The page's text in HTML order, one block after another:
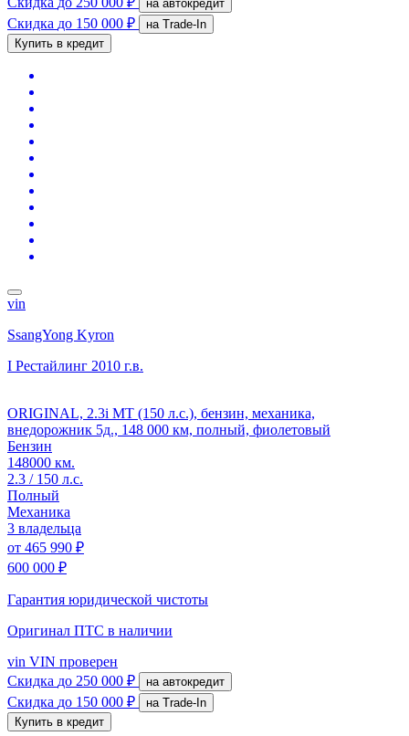
на автокредит
Скидка до 150 000 ₽
на Trade-In
Купить в кредит
vin
SsangYong Kyron
I Рестайлинг 2010 г.в.
ORIGINAL, 2.3i MT (150 л.с.), бензин, механика,
внедорожник 5д., 148 000 км, полный, фиолетовый
Бензин
148000 км.
2.3 / 150 л.с.
Полный
Механика
3 владельца
от 465 990 ₽
600 000 ₽
Гарантия юридической чистоты
Оригинал ПТС в наличии
vin VIN проверен
Скидка до 250 000 ₽ на автокредит
Скидка до 150 000 ₽
на Trade-In
Купить в кредит